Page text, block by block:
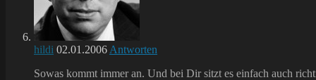
hildi 02.01.2006 Antworten
Sowas kommt immer an. Und bei Dir sitzt es einfach auch